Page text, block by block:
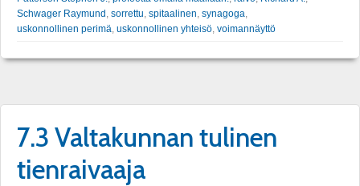
Schwager Raymund sorrettu spitaalinen synagoga
uskonnollinen perimä uskonnollinen yhteisö voimannäyttö
7.3 Valtakunnan tulinen
tienraivaaja